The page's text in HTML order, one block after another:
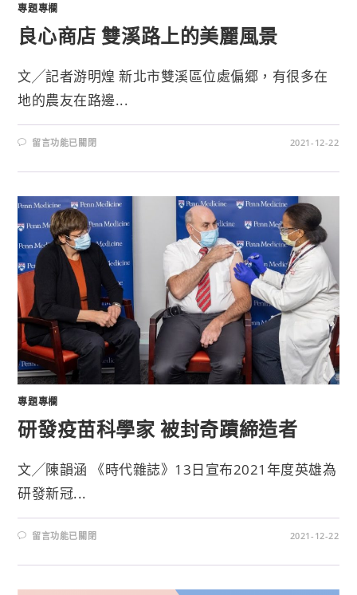
專題專欄
良心商店 雙溪路上的美麗風景
文╱記者游明煌 新北市雙溪區位處偏郷，有很多在
地的農友在路邊...
留言功能已關閉 2021-12-22
專題專欄
研發疫苗科學家 被封奇蹟締造者
文╱陳韻涵 《時代雜誌》13日宣布2021年度英雄為
研發新冠...
留言功能已關閉 2021-12-22